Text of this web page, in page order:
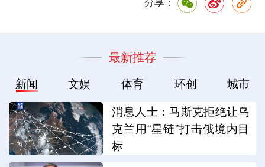
分享：
最新推荐
新闻 文娱 体育 环创 城市
消息人士：马斯克拒绝让乌
克兰用“星链”打击俄境内目
标